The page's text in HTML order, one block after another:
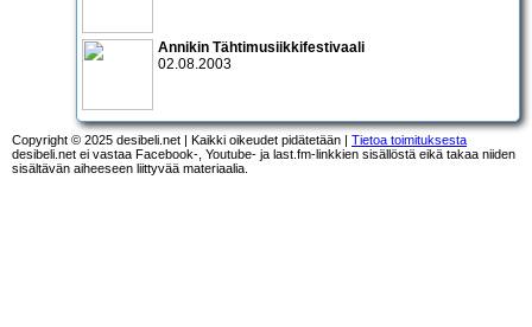
Annikin Tähtimusiikkifestivaali
02.08.2003
Copyright © 2025 desibeli.net | Kaikki oikeudet pidätetään | Tietoa toimituksesta
desibeli.net ei vastaa Facebook-, Youtube- ja last.fm-linkkien sisällöstä eikä takaa niiden
sisältävän aiheeseen liittyvää materiaalia.